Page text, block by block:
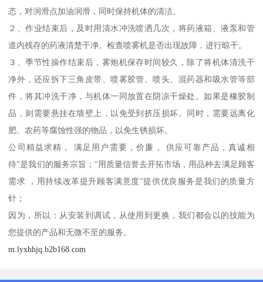
态，对润滑点加油润滑，同时保持机体的清洁。
２、作业结束后，及时用清水冲洗喷洒几次，将药液箱、液泵和管
道内残存的药液清楚干净。检查喷雾机是否出现故障，进行晾干。
３、季节性操作结束后，雾炮机保存时间较久，除了将机体清洗干
净外，还应拆下三角皮带、喷雾胶管、喷头、混药器和吸水管等部
件，将其冲洗干净，与机体一同放置在阴凉干燥处。如果是橡胶制
品，则需要悬挂在墙壁上，以免受到挤压损坏。同时，需要远离化
肥、农药等腐蚀性强的物品，以免生锈损坏。
公司精益求精， 满足用户需要，价廉， 供应可靠产品，真诚相
待”是我们的服务宗旨；“用质量信誉去开拓市场，用品种去满足顾客
需求 ，用持续改革提升顾客满意度”提供优良服务是我们的质量方
针；
因为，所以：从安装到调试，从使用到更换，我们都会以的技能为
您提供的产品和无微不至的服务。
m.lyxhhjq.b2b168.com